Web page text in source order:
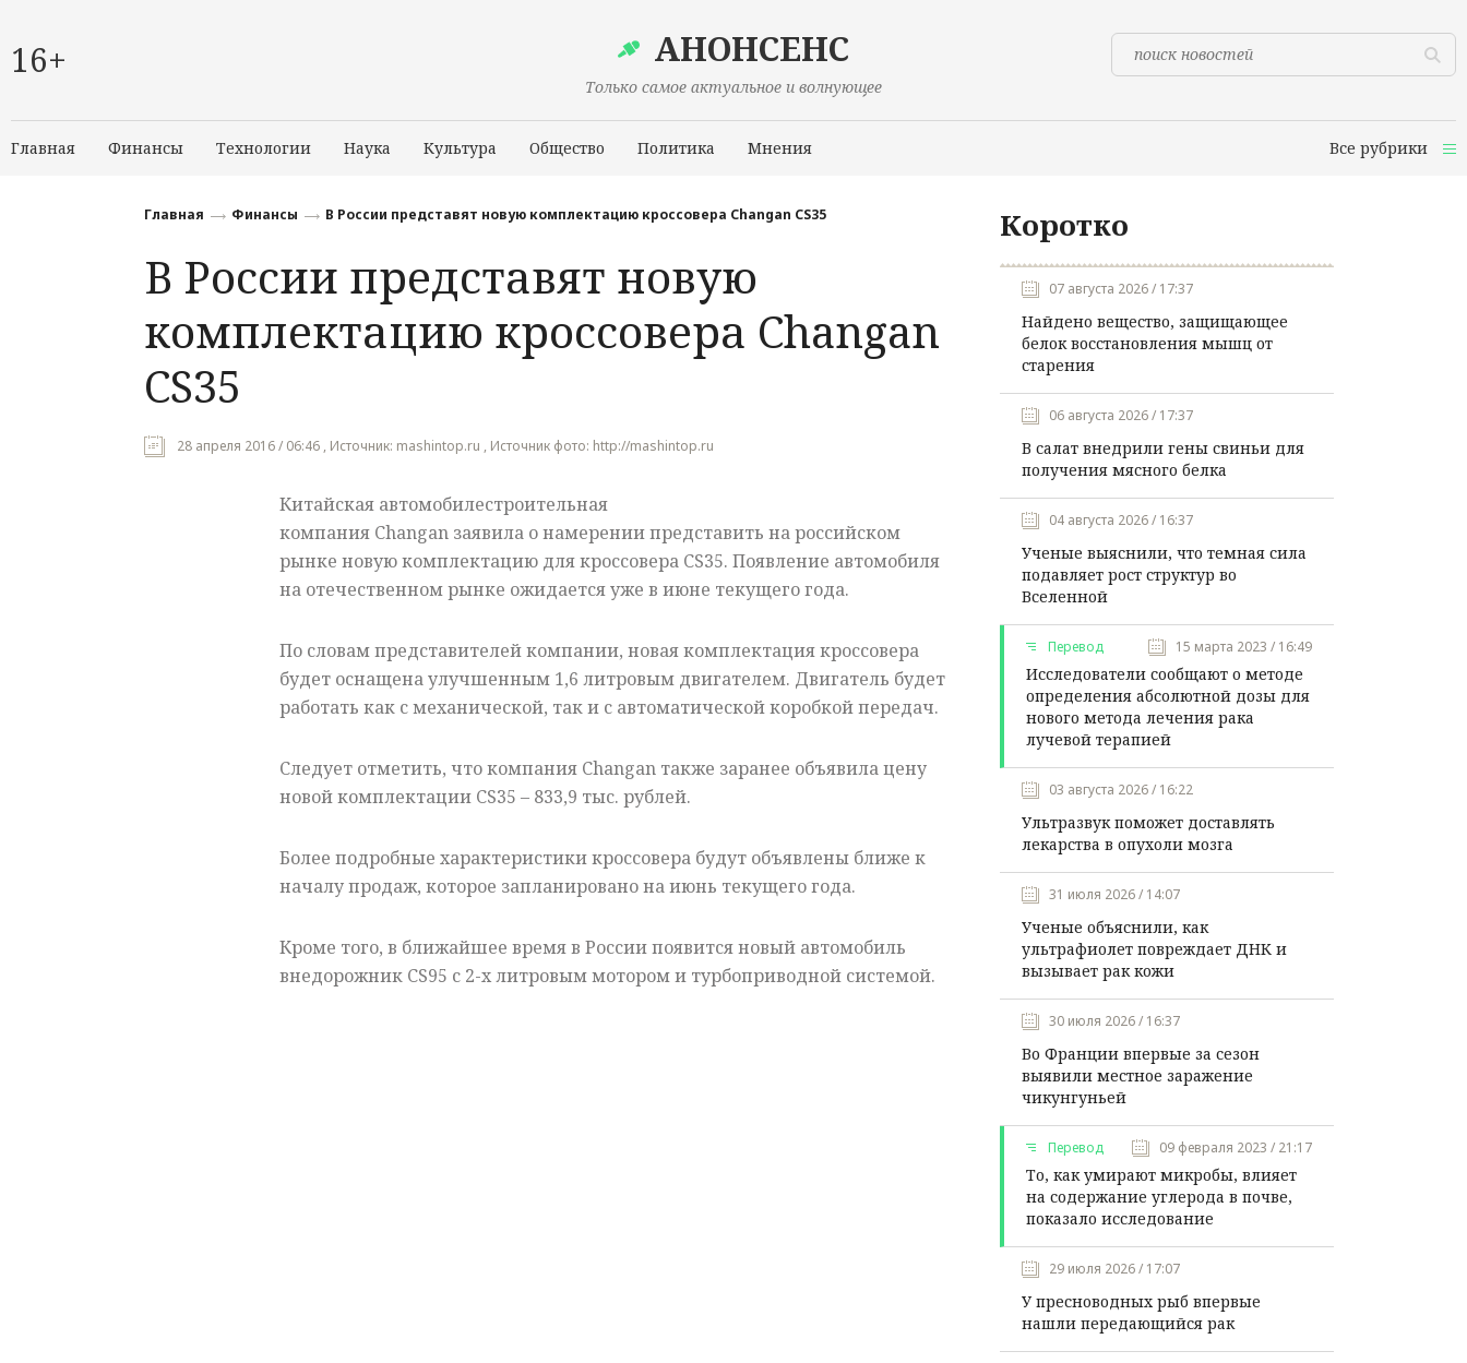
16+ АНОНСЕНС
Только самое актуальное и волнующее
Главная Финансы Технологии Наука Культура Общество Политика Мнения Все рубрики
Происшествия
Главная Финансы В России представят новую комплектацию кроссовера Changan CS35
В России представят новую
комплектацию кроссовера Changan
CS35
28 апреля 2016 / 06:46 , Источник: mashintop.ru , Источник фото: http://mashintop.ru
Китайская автомобилестроительная
компания Changan заявила о намерении представить на российском
рынке новую комплектацию для кроссовера CS35. Появление автомобиля
на отечественном рынке ожидается уже в июне текущего года.
По словам представителей компании, новая комплектация кроссовера
будет оснащена улучшенным 1,6 литровым двигателем. Двигатель будет
работать как с механической, так и с автоматической коробкой передач.
Следует отметить, что компания Changan также заранее объявила цену
новой комплектации CS35 – 833,9 тыс. рублей.
Более подробные характеристики кроссовера будут объявлены ближе к
началу продаж, которое запланировано на июнь текущего года.
Кроме того, в ближайшее время в России появится новый автомобиль
внедорожник CS95 с 2-х литровым мотором и турбоприводной системой.
Коротко
07 августа 2026 / 17:37
Найдено вещество, защищающее
белок восстановления мышц от
старения
06 августа 2026 / 17:37
В салат внедрили гены свиньи для
получения мясного белка
04 августа 2026 / 16:37
Ученые выяснили, что темная сила
подавляет рост структур во
Вселенной
Перевод 15 марта 2023 / 16:49
Исследователи сообщают о методе
определения абсолютной дозы для
нового метода лечения рака
лучевой терапией
03 августа 2026 / 16:22
Ультразвук поможет доставлять
лекарства в опухоли мозга
31 июля 2026 / 14:07
Ученые объяснили, как
ультрафиолет повреждает ДНК и
вызывает рак кожи
30 июля 2026 / 16:37
Во Франции впервые за сезон
выявили местное заражение
чикунгуньей
Перевод 09 февраля 2023 / 21:17
То, как умирают микробы, влияет
на содержание углерода в почве,
показало исследование
29 июля 2026 / 17:07
У пресноводных рыб впервые
нашли передающийся рак